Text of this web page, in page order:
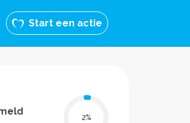
Start een actie
2%